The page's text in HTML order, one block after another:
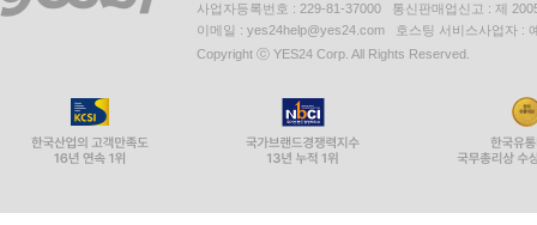
사업자등록번호 : 229-81-37000 통신판매업신고 : 제
이메일 : yes24help@yes24.com 호스팅 서비스사업자 :
Copyright ⓒ YES24 Corp. All Rights Reserved.